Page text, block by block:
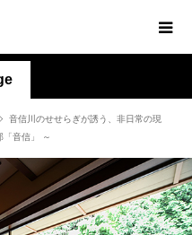
音信川のせせらぎが誘う、非日常の現
音信」 ～